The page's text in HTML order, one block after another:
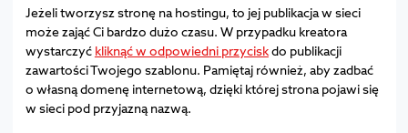
Jeżeli tworzysz stronę na hostingu, to jej publikacja w sieci
może zająć Ci bardzo dużo czasu. W przypadku kreatora
wystarczyć kliknąć w odpowiedni przyciskdo publikacji
zawartości Twojego szablonu. Pamiętaj również, aby zadbać
o własną domenę internetową, dzięki której strona pojawi się
w sieci pod przyjazną nazwą.